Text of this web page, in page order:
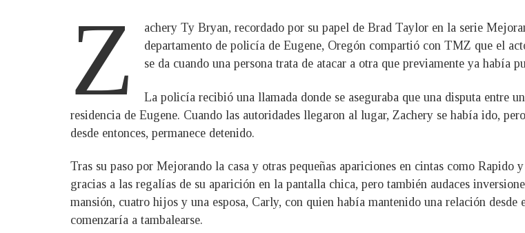
Z
achery Ty Bryan, recordado por su papel de Brad Taylor en la serie
departamento de policía de Eugene, Oregón compartió con TMZ que el
se da cuando una persona trata de atacar a otra que previamente ya había
La policía recibió una llamada donde se aseguraba que una disputa entre
residencia de Eugene. Cuando las autoridades llegaron al lugar, Zachery se había ido,
desde entonces, permanece detenido.
Tras su paso por Mejorando la casa y otras pequeñas apariciones en cintas como
gracias a las regalías de su aparición en la pantalla chica, pero también audaces
mansión, cuatro hijos y una esposa, Carly, con quien había mantenido una relación
comenzaría a tambalearse.